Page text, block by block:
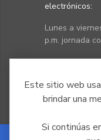
Este sitio web usa
brindar una
Si continúas
electrónicos:
Lunes a
p.m. jornada